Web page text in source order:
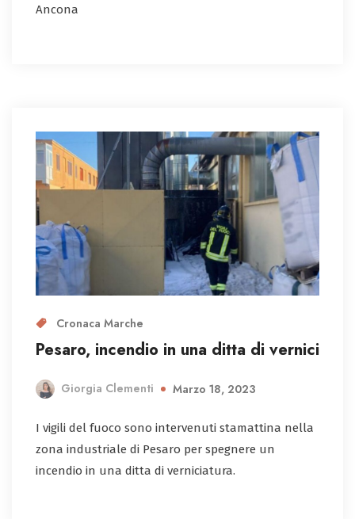
Ancona
Cronaca Marche
Pesaro, incendio in una ditta di vernici
Giorgia Clementi Marzo 18, 2023
I vigili del fuoco sono intervenuti stamattina nella
zona industriale di Pesaro per spegnere un
incendio in una ditta di verniciatura.